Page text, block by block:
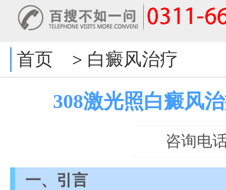
首页 > 白癜风治疗
308激光照白癜风
咨询电
一、引言